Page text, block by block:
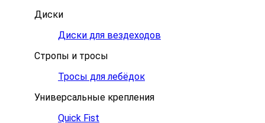
Диски
Диски для вездеходов
Стропы и тросы
Тросы для лебёдок
Универсальные крепления
Quick Fist